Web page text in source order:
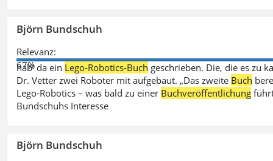
Björn Bundschuh
Relevanz:
67%
hab‘ da ein Lego-Robotics-Buch geschrieben. Die, die es zu
Dr. Vetter zwei Roboter mit aufgebaut. „Das zweite Buch
Lego-Robotics – was bald zu einer Buchveröffentlichung
Bundschuhs Interesse
Björn Bundschuh